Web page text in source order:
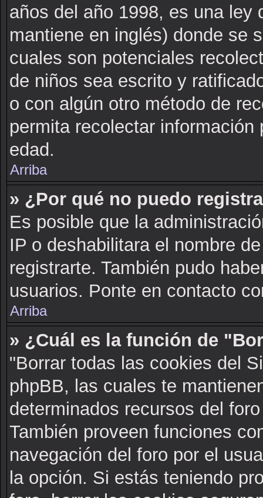
años del año 1998, es una ley
mantiene en inglés) donde se
cuales son potenciales
de niños sea escrito y
o con algún otro método de
permita recolectar
edad.
Arriba
» ¿Por qué no puedo
Es posible que la
IP o deshabilitara el nombre
registrarte. También pudo
usuarios. Ponte en contacto
Arriba
» ¿Cuál es la función de
"Borrar todas las cookies del
phpBB, las cuales te
determinados recursos del
También proveen funciones
navegación del foro por el
la opción. Si estás teniendo